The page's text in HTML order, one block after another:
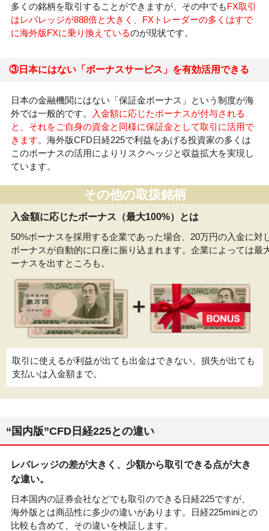
多くの銘柄を取引することができますが、その中でもFX取引
はレバレッジが888倍と大きく、FXトレーダーの多くはすで
に海外版FXに乗り換えているのが現状です。
③日本にはない「ボーナスサービス」を有効活用できる
日本の金融機関にはない「保証金ボーナス」という制度が海
外では一般的です。
入金額に応じたボーナスが付与される
と、それをご自身の資金と同様に保証金として取引に活用で
きます。海外版CFD日経225で利益をあげる投資家の多くは
このボーナスの活用によりリスクヘッジと収益拡大を実現し
ています。
その他の取扱銘柄
入金額に応じたボーナス（最大100%）とは
50%ボーナスを採用する企業であった場合、20万円の入金に対
ボーナスが自動的に口座に振り込まれます。企業によっては最
ーナスを出すところも。
取引に使えるが利益が出ても出金はできない。損失が出ても
支払いは入金額まで。
“国内版”CFD日経225との違い
レバレッジの差が大きく、少額から取引できる点が大き
な違い。
日本国内の証券会社などでも取引のできる日経225ですが、
海外版とは商品性に多少の違いがあります。日経225miniとの
比較も含めて、その違いを検証します。